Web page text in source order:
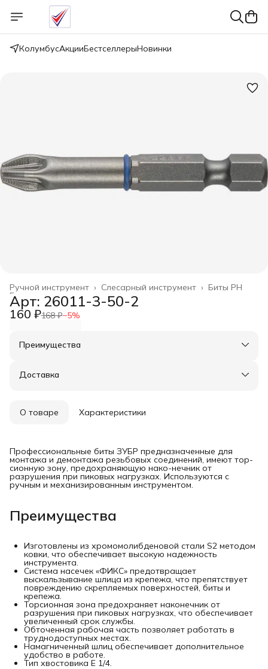
КолумбусАкцииБестселлерыНовинки
Биты PH
Слесарный инструмент ›
Ручной инструмент ›
Главная ›
Арт: 26011-3-50-2
160 ₽168 ₽−5%
Преимущества
Оплата частями в Сплит
Удобный возврат
Доставка
О товаре Характеристики
Профессиональные биты ЗУБР предназначенные для
монтажа и демонтажа резьбовых соединений, имеют тор-
сионную зону, предохраняющую нако-нечник от
разрушения при пиковых нагрузках. Используются с
ручным и механизированным инструментом.
Преимущества
Изготовлены из хромомолибденовой стали S2 методом
ковки, что обеспечивает высокую надежность
инструмента.
Система насечек «ФИКС» предотвращает
выскальзывание шлица из крепежа, что препятствует
повреждению скрепляемых поверхностей, биты и
крепежа.
Торсионная зона предохраняет наконечник от
разрушения при пиковых нагрузках, что обеспечивает
увеличенный срок службы.
Обточенная рабочая часть позволяет работать в
труднодоступных местах.
Hамагниченный шлиц обеспечивает дополнительное
удобство в работе.
Тип хвостовика Е 1/4.